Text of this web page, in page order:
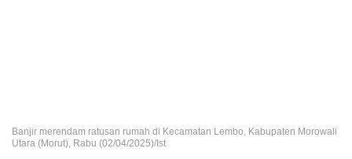
Banjir merendam ratusan rumah di Kecamatan Lembo, Kabupaten Morowali
Utara (Morut), Rabu (02/04/2025)/Ist